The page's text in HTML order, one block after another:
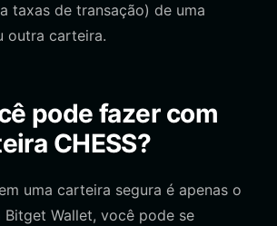
taxas de transação) de uma
outra carteira.
pode fazer com
CHESS?
uma carteira segura é apenas o
Wallet, você pode se